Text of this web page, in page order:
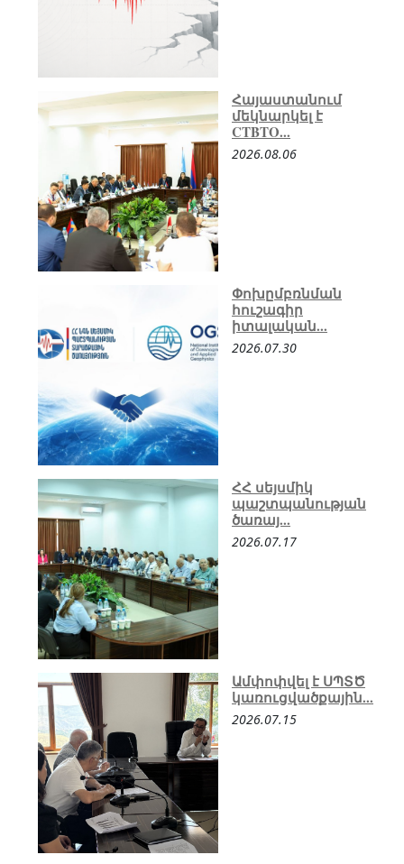
Հայաստանում
մեկնարկել է
CTBTO...
2026.08.06
Փոխըմբռնման
հուշագիր
իտալական...
2026.07.30
ՀՀ սեյսմիկ
պաշտպանության
ծառայ...
2026.07.17
Ամփոփվել է ՍՊՏԾ
կառուցվածքային...
2026.07.15